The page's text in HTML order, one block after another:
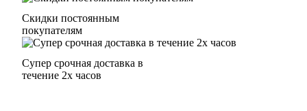
Скидки постоянным
покупателям
Супер срочная доставка в
течение 2х часов